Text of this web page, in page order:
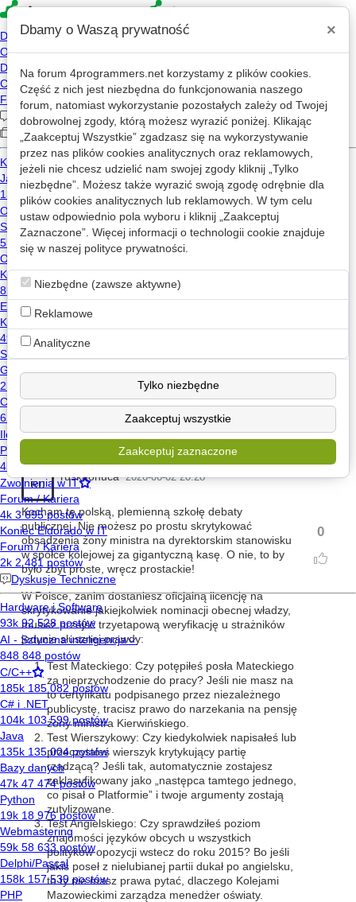
4p » Forum » Flame
Koniec
Wątek przeniesiony 2023-10-16 01:51 zOff-Topic przez somekind
« 1 2 ... 218 ... 234 »
Miang 2026-06-02 16:48
To ze ludzie z nadania partyjneyo nie wyrzuca z pracy
fachowcow to niestety zludznie. MEN. SIO2.
dzisiaj programiści uwielbiają przepisywać kod z jednego
języka do drugiego, tylko po to by z projektem nadal stać w
Miang 2026-06-02 16:49
RU
ruskaonuca 2026-06-02 20:28
0
Kocham tę polską, plemienną szkołę debaty
publicznej. Nie możesz po prostu skrytykować
obsadzenia żony ministra na dyrektorskim stanowisku
w spółce kolejowej za gigantyczną kasę. O nie, to by
było zbyt proste, wręcz prostackie!
W Polsce, zanim dostaniesz oficjalną licencję na
skrytykowanie jakiejkolwiek nominacji obecnej władzy,
musisz przejść trzyetapową weryfikację u strażników
jedynie słusznej prawdy:
Test Mateckiego: Czy potępiłeś posła Mateckiego
za nieprzychodzenie do pracy? Jeśli nie masz na
to certyfikatu podpisanego przez niezależnego
publicystę, tracisz prawo do narzekania na pensję
żony ministra Kierwińskiego.
Test Wierszykowy: Czy kiedykolwiek napisałeś lub
przeczytałeś wierszyk krytykujący partię
rządzącą? Jeśli tak, automatycznie zostajesz
zaklasyfikowany jako „następca tamtego jednego,
co pisał o Platformie” i twoje argumenty zostają
zutylizowane.
Test Angielskiego: Czy sprawdziłeś poziom
znajomości języków obcych u wszystkich
polityków opozycji wstecz do roku 2015? Bo jeśli
jakiś poseł z nielubianej partii dukał po angielsku,
to ty nie masz prawa pytać, dlaczego Kolejami
Mazowieckimi zarządza menedżer oświaty.
Dbamy o Waszą prywatność ×
Na forum 4programmers.net korzystamy z plików cookies.
Część z nich jest niezbędna do funkcjonowania naszego
forum, natomiast wykorzystanie pozostałych zależy od Twojej
dobrowolnej zgody, którą możesz wyrazić poniżej. Klikając
„Zaakceptuj Wszystkie” zgadzasz się na wykorzystywanie
przez nas plików cookies analitycznych oraz reklamowych,
jeżeli nie chcesz udzielić nam swojej zgody kliknij „Tylko
niezbędne”. Możesz także wyrazić swoją zgodę odrębnie dla
plików cookies analitycznych lub reklamowych. W tym celu
ustaw odpowiednio pola wyboru i kliknij „Zaakceptuj
Zaznaczone”. Więcej informacji o technologii cookie znajduje
się w naszej polityce prywatności.
Niezbędne (zawsze aktywne)
Reklamowe
Analityczne
Tylko niezbędne
Zaakceptuj wszystkie
Zaakceptuj zaznaczone